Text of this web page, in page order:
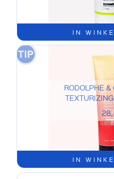
IN
IN
RODOLPHE &